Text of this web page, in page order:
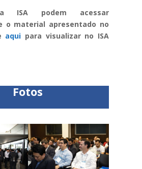
ISA podem acessar
o material apresentado no
aqui para visualizar no ISA
Fotos